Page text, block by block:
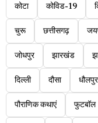
कोटा कोविड-19
चुरू छत्तीसगढ़
जोधपुर झारखंड
दिल्ली दौसा धौलपुर
पौराणिक कथाएं फुटबॉल